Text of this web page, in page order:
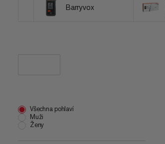
Barryvox
Všechna pohlaví
Muži
Ženy